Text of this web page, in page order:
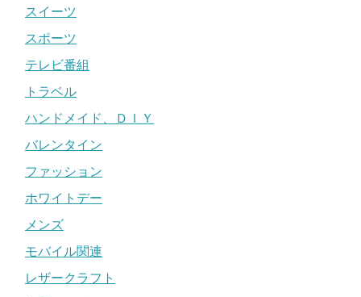
スイーツ
スポーツ
テレビ番組
トラベル
ハンドメイド、ＤＩＹ
バレンタイン
ファッション
ホワイトデー
メンズ
モバイル関連
レザークラフト